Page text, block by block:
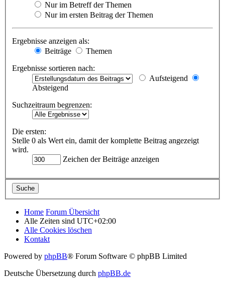
Nur im Betreff der Themen
Nur im ersten Beitrag der Themen
Ergebnisse anzeigen als:
Beiträge
Themen
Ergebnisse sortieren nach:
Aufsteigend
Absteigend
Suchzeitraum begrenzen:
Die ersten:
Stelle 0 als Wert ein, damit der komplette Beitrag angezeigt
wird.
Zeichen der Beiträge anzeigen
Home Forum Übersicht
Alle Zeiten sind UTC+02:00
Alle Cookies löschen
Kontakt
Powered by phpBB® Forum Software © phpBB Limited
Deutsche Übersetzung durch phpBB.de